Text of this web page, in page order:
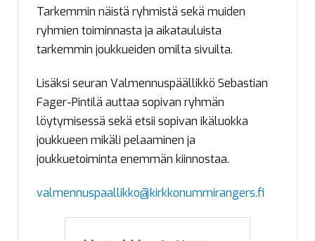
Tarkemmin näistä ryhmistä sekä muiden
ryhmien toiminnasta ja aikatauluista
tarkemmin joukkueiden omilta sivuilta.
Lisäksi seuran Valmennuspäällikkö Sebastian
Fager-Pintilä auttaa sopivan ryhmän
löytymisessä sekä etsii sopivan ikäluokka
joukkueen mikäli pelaaminen ja
joukkuetoiminta enemmän kiinnostaa.
valmennuspaallikko@kirkkonummirangers.fi